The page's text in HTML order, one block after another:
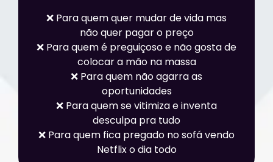
❌ Para quem quer mudar de vida mas
não quer pagar o preço
❌ Para quem é preguiçoso e não gosta de
colocar a mão na massa
❌ Para quem não agarra as
oportunidades
❌ Para quem se vitimiza e inventa
desculpa pra tudo
❌ Para quem fica pregado no sofá vendo
Netflix o dia todo